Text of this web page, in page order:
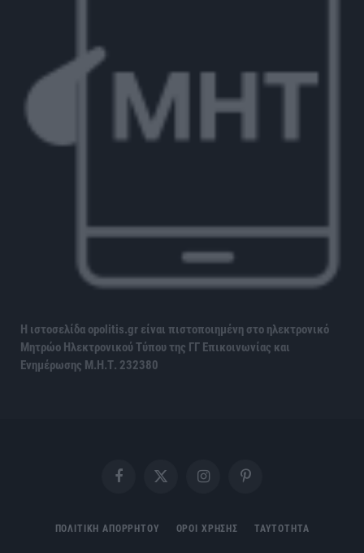
Η ιστοσελίδα opolitis.gr είναι πιστοποιημένη στο ηλεκτρονικό
Μητρώο Ηλεκτρονικού Τύπου της ΓΓ Επικοινωνίας και
Ενημέρωσης Μ.Η.Τ. 232380
Facebook X
InstagramPinterest
ΠΟΛΙΤΙΚΗ ΑΠΟΡΡΗΤΟΥ ΟΡΟΙ ΧΡΗΣΗΣ ΤΑΥΤΟΤΗΤΑ